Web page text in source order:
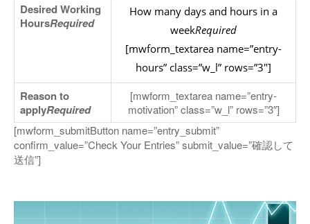
Desired Working
HoursRequired
How many days and hours in a
weekRequired
[mwform_textarea name=”entry-
hours” class=”w_l” rows=”3″]
Reason to
applyRequired
[mwform_textarea name=”entry-
motivation” class=”w_l” rows=”3″]
[mwform_submitButton name=”entry_submit”
confirm_value=”Check Your Entries” submit_value=”確認して
送信”]